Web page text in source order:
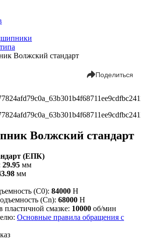
Волжский стандарт
Поделиться
Волжский стандарт
(ЕПК)
29.95 мм
мм
(C0): 84000 Н
(Cn): 68000 Н
пластичной смазке: 10000 об/мин
Основные правила обращения с